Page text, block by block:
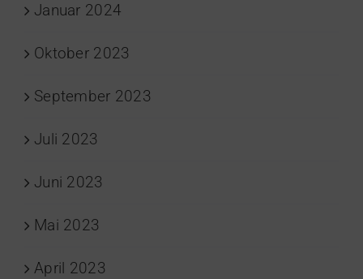
Januar 2024
Oktober 2023
September 2023
Juli 2023
Juni 2023
Mai 2023
April 2023